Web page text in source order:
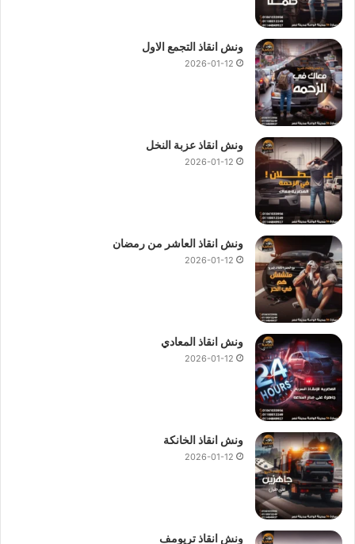
ونش انقاذ التجمع الاول
2026-01-12
ونش انقاذ عزبة النخل
2026-01-12
ونش انقاذ العاشر من رمضان
2026-01-12
ونش انقاذ المعادي
2026-01-12
ونش انقاذ الخانكة
2026-01-12
ونش انقاذ تريومف